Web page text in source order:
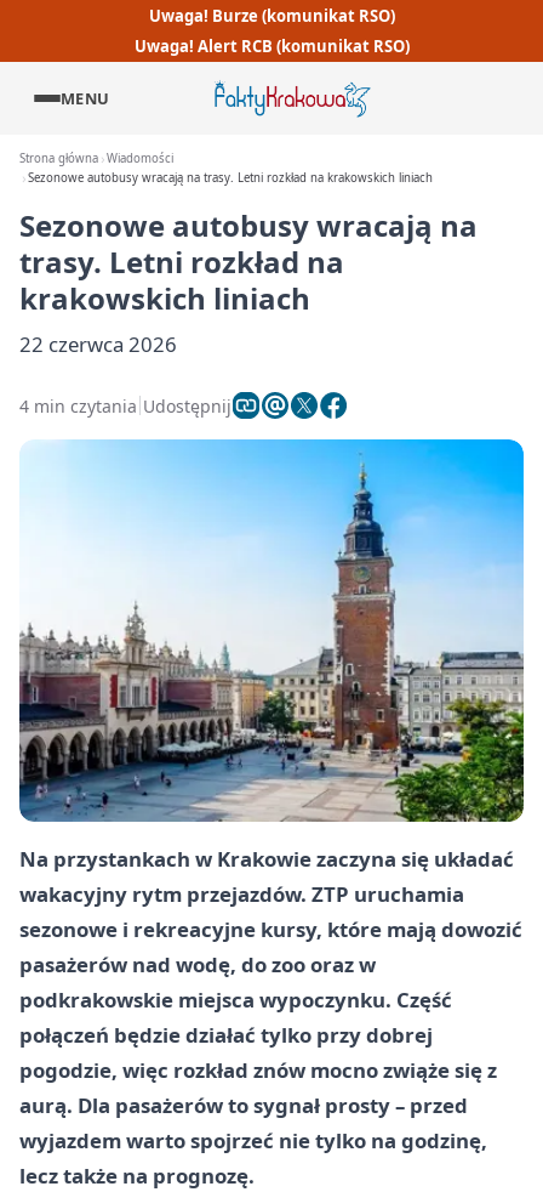
Uwaga! Burze (komunikat RSO)
Uwaga! Alert RCB (komunikat RSO)
MENU
Strona główna Wiadomości
Sezonowe autobusy wracają na trasy. Letni rozkład na krakowskich liniach
Sezonowe autobusy wracają na
trasy. Letni rozkład na
krakowskich liniach
22 czerwca 2026
4 min czytania Udostępnij
Na przystankach w Krakowie zaczyna się układać
wakacyjny rytm przejazdów. ZTP uruchamia
sezonowe i rekreacyjne kursy, które mają dowozić
pasażerów nad wodę, do zoo oraz w
podkrakowskie miejsca wypoczynku. Część
połączeń będzie działać tylko przy dobrej
pogodzie, więc rozkład znów mocno zwiąże się z
aurą. Dla pasażerów to sygnał prosty – przed
wyjazdem warto spojrzeć nie tylko na godzinę,
lecz także na prognozę.